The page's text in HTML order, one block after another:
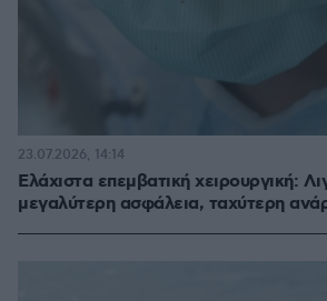
Ελάχιστα επεμβατική χειρουργική:
μεγαλύτερη ασφάλεια, ταχύτερη
23.07.2026, 14:14